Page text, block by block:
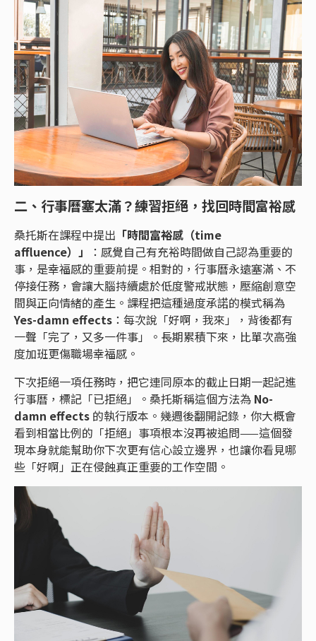
二、 行事曆塞太滿？練習拒絕，找回時間富裕感
桑托斯在課程中提出 「時間富裕感（time
affluence）」
：感覺自己有充裕時間做自己認為重要的
事，是幸福感的重要前提。相對的，行事曆永遠塞滿、不
停接任務，會讓大腦持續處於低度警戒狀態，壓縮創意空
間與正向情緒的產生。課程把這種過度承諾的模式稱為
Yes-damn effects ：每次說「好啊，我來」，背後都有
一聲「完了，又多一件事」。長期累積下來，比單次高強
度加班更傷職場幸福感。
下次拒絕一項任務時，把它連同原本的截止日期一起記進
行事曆，標記「已拒絕」。桑托斯稱這個方法為 No-
damn effects 的執行版本。幾週後翻開記錄，你大概會
看到相當比例的「拒絕」事項根本沒再被追問——這個發
現本身就能幫助你下次更有信心設立邊界，也讓你看見哪
些「好啊」正在侵蝕真正重要的工作空間。